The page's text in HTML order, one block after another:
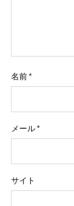
名前*
メール*
サイト